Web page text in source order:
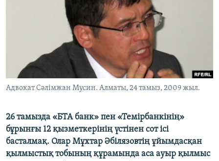
Басқа тілдерде
Адвокат Сәлімжан Мусин. Алматы, 24 тамыз, 2009 жыл.
26 тамызда «БТА банк» пен «Темірбанкінің»
бұрынғы 12 қызметкерінің үстінен сот ісі
басталмақ. Олар Мұхтар Әбілязовтің ұйымдасқан
қылмыстық тобының құрамында аса ауыр қылмыс